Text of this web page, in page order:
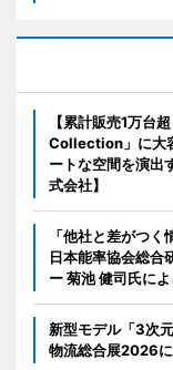
【累計販売1万台
Collection」に大
ートな空間を演出
式会社】
「他社と差がつく
日本能率協会総合
ー 菊池 健司氏に
新型モデル「3次
物流総合展2026